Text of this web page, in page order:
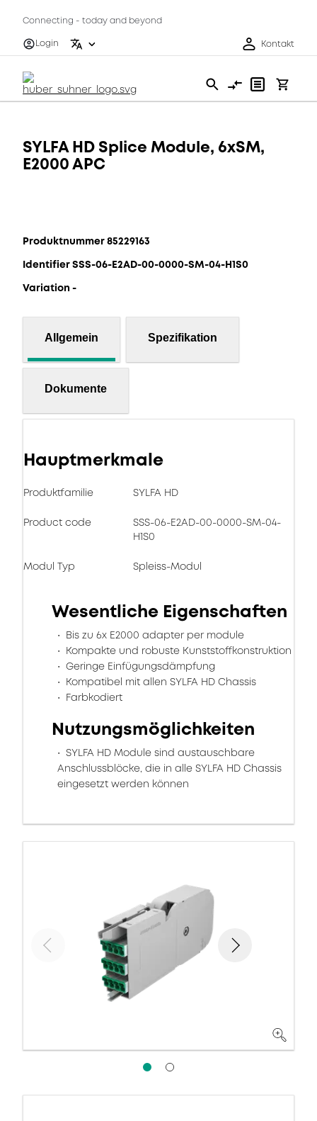
Connecting - today and beyond
Login
Kontakt
SYLFA HD Splice Module, 6xSM,
E2000 APC
Produktnummer 85229163
Identifier SSS-06-E2AD-00-0000-SM-04-H1S0
Variation -
Allgemein Spezifikation
Dokumente
Hauptmerkmale
Produktfamilie SYLFA HD
Product code
SSS-06-E2AD-00-0000-SM-04-
H1S0
Modul Typ Spleiss-Modul
Wesentliche Eigenschaften
Bis zu 6x E2000 adapter per module
Kompakte und robuste Kunststoffkonstruktion
Geringe Einfügungsdämpfung
Kompatibel mit allen SYLFA HD Chassis
Farbkodiert
Nutzungsmöglichkeiten
SYLFA HD Module sind austauschbare
Anschlussblöcke, die in alle SYLFA HD Chassis
eingesetzt werden können